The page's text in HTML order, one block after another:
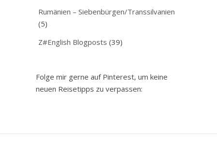
Rumänien – Siebenbürgen/Transsilvanien
(5)
Z#English Blogposts (39)
Folge mir gerne auf Pinterest, um keine
neuen Reisetipps zu verpassen: